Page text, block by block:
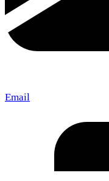
Email